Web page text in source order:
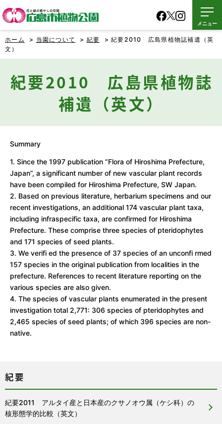
メニュー
ホーム > 当園について > 紀要
> 紀要2010 広島県植物誌補遺（英
文）
紀要2010 広島県植物誌
補遺（英文）
Summary
1. Since the 1997 publication “Flora of Hiroshima Prefecture,
Japan”, a significant number of new vascular plant records
have been compiled for Hiroshima Prefecture, SW Japan.
2. Based on previous literature, herbarium specimens and our
recent investigations, an additional 174 vascular plant taxa,
including infraspecific taxa, are confirmed for Hiroshima
Prefecture. These comprise three species of pteridophytes
and 171 species of seed plants.
3. We verifi ed the presence of 37 species of an unconfi rmed
157 species in the original publication from localities in the
prefecture. References to recent literature reporting on the
various species are also given.
4. The species of vascular plants enumerated in the present
investigation total 2,771: 306 species of pteridophytes and
2,465 species of seed plants; of which 396 species are non-
native.
紀要
紀要2011 アルタイ産と日本産のクサノオウ属（ケシ科）の
核形態学的比較（英文）